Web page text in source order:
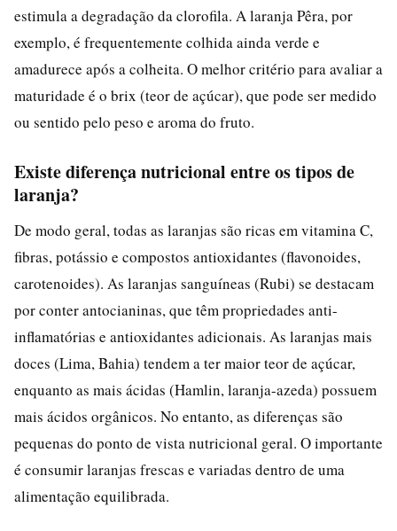
estimula a degradação da clorofila. A laranja Pêra, por
exemplo, é frequentemente colhida ainda verde e
amadurece após a colheita. O melhor critério para avaliar a
maturidade é o brix (teor de açúcar), que pode ser medido
ou sentido pelo peso e aroma do fruto.
Existe diferença nutricional entre os tipos de
laranja?
De modo geral, todas as laranjas são ricas em vitamina C,
fibras, potássio e compostos antioxidantes (flavonoides,
carotenoides). As laranjas sanguíneas (Rubi) se destacam
por conter antocianinas, que têm propriedades anti-
inflamatórias e antioxidantes adicionais. As laranjas mais
doces (Lima, Bahia) tendem a ter maior teor de açúcar,
enquanto as mais ácidas (Hamlin, laranja-azeda) possuem
mais ácidos orgânicos. No entanto, as diferenças são
pequenas do ponto de vista nutricional geral. O importante
é consumir laranjas frescas e variadas dentro de uma
alimentação equilibrada.